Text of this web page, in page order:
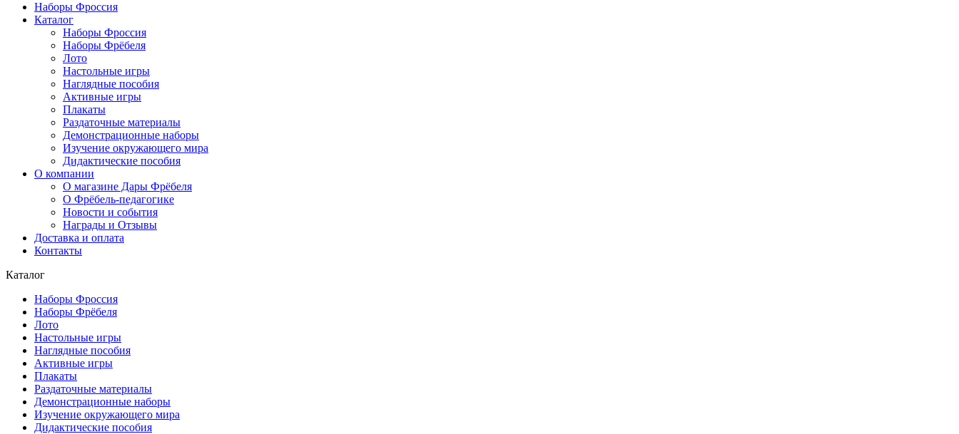
Наборы Фроссия
Каталог
Наборы Фроссия
Наборы Фрёбеля
Лото
Настольные игры
Наглядные пособия
Активные игры
Плакаты
Раздаточные материалы
Демонстрационные наборы
Изучение окружающего мира
Дидактические пособия
О компании
О магазине Дары Фрёбеля
О Фрёбель-педагогике
Новости и события
Награды и Отзывы
Доставка и оплата
Контакты
Каталог
Наборы Фроссия
Наборы Фрёбеля
Лото
Настольные игры
Наглядные пособия
Активные игры
Плакаты
Раздаточные материалы
Демонстрационные наборы
Изучение окружающего мира
Дидактические пособия